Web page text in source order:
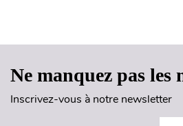
Ne manquez pas les
Inscrivez-vous à notre newsletter